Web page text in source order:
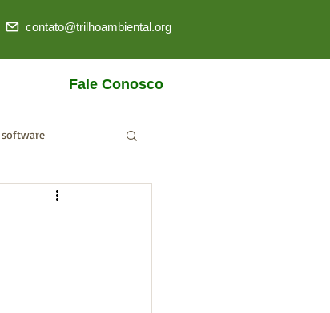
contato@trilhoambiental.org
Fale Conosco
software